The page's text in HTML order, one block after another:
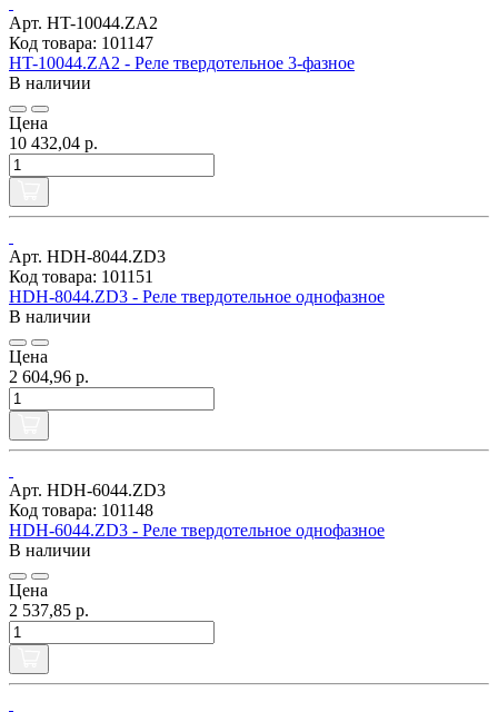
Арт. HT-10044.ZA2
Код товара: 101147
HT-10044.ZA2 - Реле твердотельное 3-фазное
В наличии
Цена
10 432,04 р.
Арт. HDH-8044.ZD3
Код товара: 101151
HDH-8044.ZD3 - Реле твердотельное однофазное
В наличии
Цена
2 604,96 р.
Арт. HDH-6044.ZD3
Код товара: 101148
HDH-6044.ZD3 - Реле твердотельное однофазное
В наличии
Цена
2 537,85 р.